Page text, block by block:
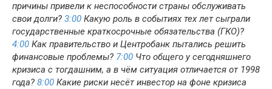
причины привели к неспособности страны обслуживать
свои долги? 3:00 Какую роль в событиях тех лет сыграли
государственные краткосрочные обязательства (ГКО)?
4:00 Как правительство и Центробанк пытались решить
финансовые проблемы? 7:00 Что общего у сегодняшнего
кризиса с тогдашним, а в чём ситуация отличается от 1998
года? 8:00 Какие риски несёт инвестор на фоне кризиса